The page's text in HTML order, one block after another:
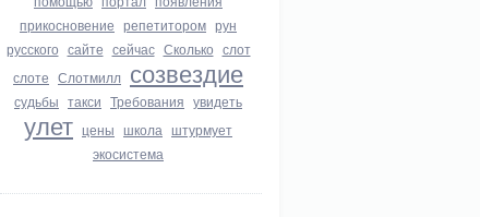
прикосновение репетитором рун
русского сайте сейчас Сколько слот
слоте Слотмилл созвездие
судьбы такси Требования увидеть
улет цены школа штурмует
экосистема